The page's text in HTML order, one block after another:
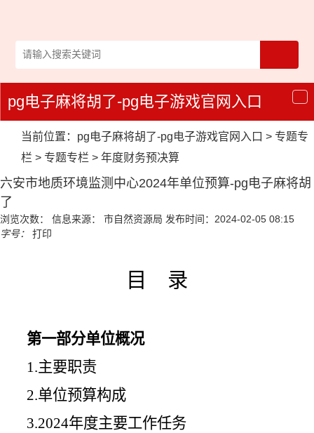
导
航
pg电子麻将胡了-pg电子游戏官网入口
当前位置： pg电子麻将胡了-pg电子游戏官网入口 > 专题专
栏 > 专题专栏 > 年度财务预决算
六安市地质环境监测中心2024年单位预算-pg电子麻将胡
了
浏览次数： 信息来源： 市自然资源局 发布时间：2024-02-05 08:15
字号：
打印
目 录
第一部分单位概况
1.主要职责
2.单位预算构成
3.2024年度主要工作任务